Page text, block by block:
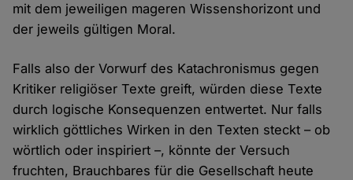
mit dem jeweiligen mageren Wissenshorizont und
der jeweils gültigen Moral.
Falls also der Vorwurf des Katachronismus gegen
Kritiker religiöser Texte greift, würden diese Texte
durch logische Konsequenzen entwertet. Nur falls
wirklich göttliches Wirken in den Texten steckt – ob
wörtlich oder inspiriert –, könnte der Versuch
fruchten, Brauchbares für die Gesellschaft heute